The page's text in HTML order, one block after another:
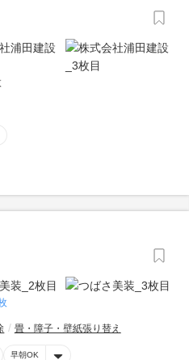
畳・障子・壁紙張り替え
早朝OK